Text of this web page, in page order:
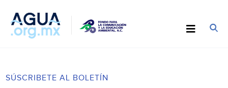
SÚSCRIBETE AL BOLETÍN